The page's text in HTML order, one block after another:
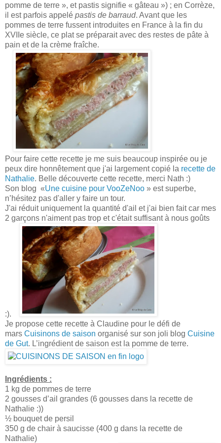
pomme de terre », et pastis signifie « gâteau ») ; en Corrèze,
il est parfois appelé pastis de barraud. Avant que les
pommes de terre fussent introduites en France à la fin du
XVIIe siècle, ce plat se préparait avec des restes de pâte à
pain et de la crème fraîche.
Pour faire cette recette je me suis beaucoup inspirée ou je
peux dire honnêtement que j'ai largement copié la recette de
Nathalie. Belle découverte cette recette, merci Nath :)
Son blog «Une cuisine pour VooZeNoo » est superbe,
n’hésitez pas d'aller y faire un tour.
J'ai réduit uniquement la quantité d'ail et j'ai bien fait car mes
2 garçons n'aiment pas trop et c'était suffisant à nous goûts
:).
Je propose cette recette à Claudine pour le défi de
mars Cuisinons de saison organisé sur son joli blog Cuisine
de Gut. L’ingrédient de saison est la pomme de terre.
Ingrédients :
1 kg de pommes de terre
2 gousses d’ail grandes (6 gousses dans la recette de
Nathalie :))
½ bouquet de persil
350 g de chair à saucisse (400 g dans la recette de
Nathalie)